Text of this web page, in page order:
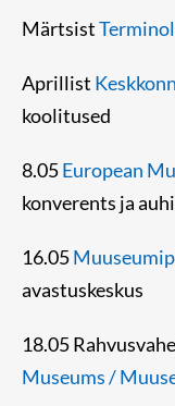
Märtsist
Aprillist
koolitused
8.05European
konverents ja
16.05
avastuskeskus
18.05
Museums /